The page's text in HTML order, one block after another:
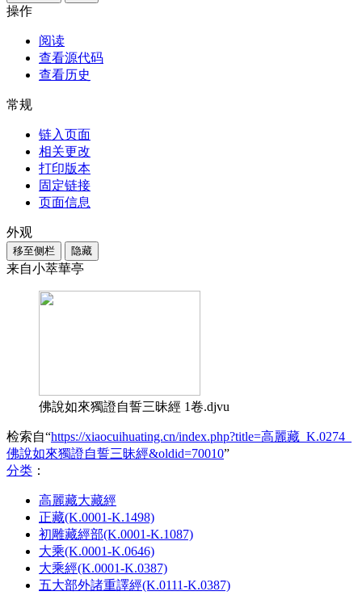
操作
阅读
查看源代码
查看历史
常规
链入页面
相关更改
打印版本
固定链接
页面信息
外观
移至侧栏 隐藏
来自小萃華亭
佛說如來獨證自誓三昧經 1卷.djvu
检索自“https://xiaocuihuating.cn/index.php?title=高麗藏_K.0274_
佛說如來獨證自誓三昧經&oldid=70010”
分类 ：​
高麗藏大藏經
正藏(K.0001-K.1498)
初雕藏經部(K.0001-K.1087)
大乘(K.0001-K.0646)
大乘經(K.0001-K.0387)
五大部外諸重譯經(K.0111-K.0387)